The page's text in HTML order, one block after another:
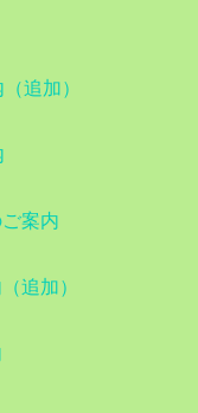
追加）
案内
追加）